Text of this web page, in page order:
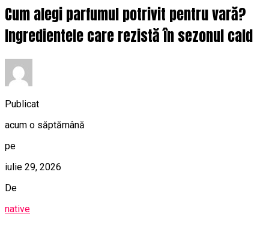
Cum alegi parfumul potrivit pentru vară?
Ingredientele care rezistă în sezonul cald
Publicat
acum o săptămână
pe
iulie 29, 2026
De
native